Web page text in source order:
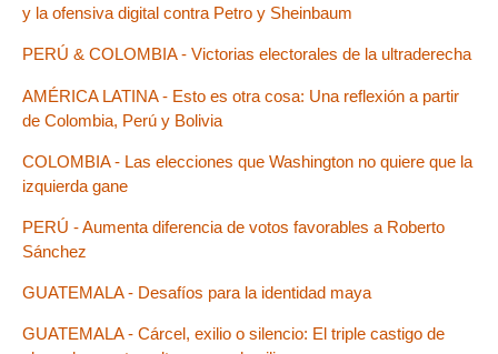
y la ofensiva digital contra Petro y Sheinbaum
PERÚ & COLOMBIA - Victorias electorales de la ultraderecha
AMÉRICA LATINA - Esto es otra cosa: Una reflexión a partir
de Colombia, Perú y Bolivia
COLOMBIA - Las elecciones que Washington no quiere que la
izquierda gane
PERÚ - Aumenta diferencia de votos favorables a Roberto
Sánchez
GUATEMALA - Desafíos para la identidad maya
GUATEMALA - Cárcel, exilio o silencio: El triple castigo de